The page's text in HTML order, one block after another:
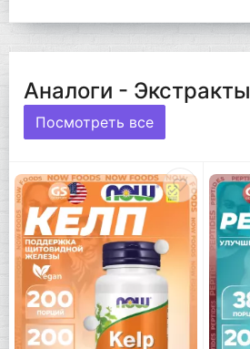
Аналоги - Экстракты
Посмотреть все